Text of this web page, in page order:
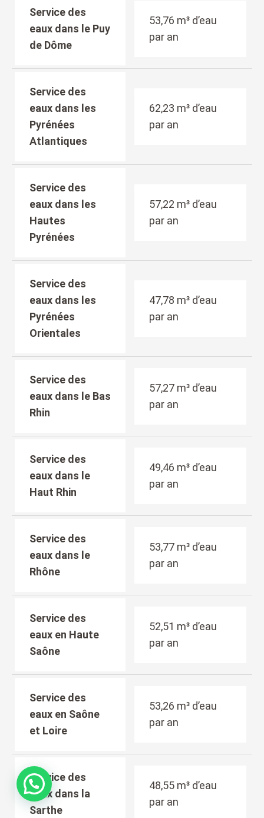
Service des
eaux dans le Puy
de Dôme
53,76 m³ d’eau
par an
Service des
eaux dans les
Pyrénées
Atlantiques
62,23 m³ d’eau
par an
Service des
eaux dans les
Hautes
Pyrénées
57,22 m³ d’eau
par an
Service des
eaux dans les
Pyrénées
Orientales
47,78 m³ d’eau
par an
Service des
eaux dans le Bas
Rhin
57,27 m³ d’eau
par an
Service des
eaux dans le
Haut Rhin
49,46 m³ d’eau
par an
Service des
eaux dans le
Rhône
53,77 m³ d’eau
par an
Service des
eaux en Haute
Saône
52,51 m³ d’eau
par an
Service des
eaux en Saône
et Loire
53,26 m³ d’eau
par an
Service des
eaux dans la
Sarthe
48,55 m³ d’eau
par an